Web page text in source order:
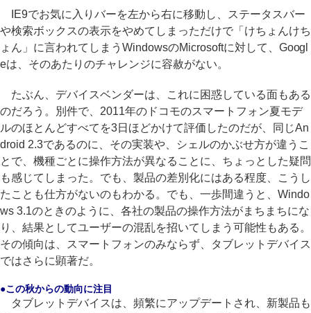
IE9でお気に入りバーを左から右に移動し、ステータスバー
や検索ボックスの表示をやめてしまっただけで「けちょんけち
ょん」に言われてしまうWindowsのMicrosoftに対して、Googl
eは、そのあたりのチャレンジに容赦がない。
たぶん、デバイスベンダーは、これに困惑している面もある
のだろう。別件で、2011年のドコモのスマートフォン夏モデ
ルのほとんどすべてを3日ほどかけて評価したのだが、同じAn
droid 2.3であるのに、その実装や、シェルのかぶせ方が違うこ
とで、機種ごとに操作方法が異なることに、ちょっとした疑問
も感じてしまった。でも、製品の差別化にはある程度、こうし
たことも仕方がないのもわかる。でも、一歩間違うと、Windo
ws 3.1のときのように、各社の製品の操作方法がまちまちにな
り、結果としてユーザーの混乱を招いてしまう可能性もある。
その傾向は、スマートフォンのみならず、タブレットデバイス
ではさらに顕著だ。
●この秋からの動向に注目
タブレットデバイスは、頻繁にアップデートされ、新製品も